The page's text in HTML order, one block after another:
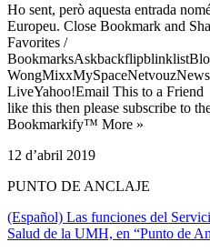
Ho sent, però aquesta entrada
Europeu. Close Bookmark and
Favorites /
LiveYahoo!Email This to a
like this then please subscribe to
Bookmarkify™ More »
12 d’abril 2019
PUNTO DE ANCLAJE
(Español) Las funciones del
Salud de la UMH, en “Punto de